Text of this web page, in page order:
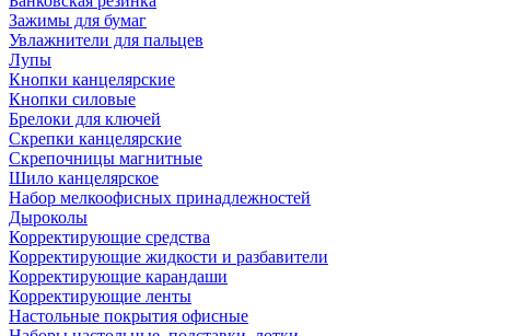
Зажимы для бумаг
Увлажнители для пальцев
Лупы
Кнопки канцелярские
Кнопки силовые
Брелоки для ключей
Скрепки канцелярские
Скрепочницы магнитные
Шило канцелярское
Набор мелкоофисных принадлежностей
Дыроколы
Корректирующие средства
Корректирующие жидкости и разбавители
Корректирующие карандаши
Корректирующие ленты
Настольные покрытия офисные